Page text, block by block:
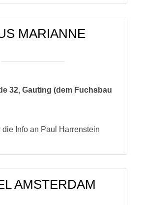
MARIANNE
32, Gauting (dem Fuchsbau
Info an Paul Harrenstein
AMSTERDAM